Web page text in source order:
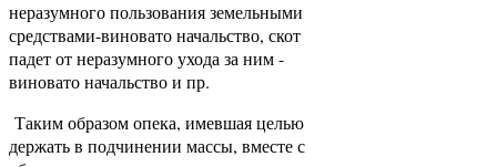
неразумного пользования земельными
средствами-виновато начальство, скот
падет от неразумного ухода за ним -
виновато начальство и пр.
Таким образом опека, имевшая целью
держать в подчинении массы, вместе с